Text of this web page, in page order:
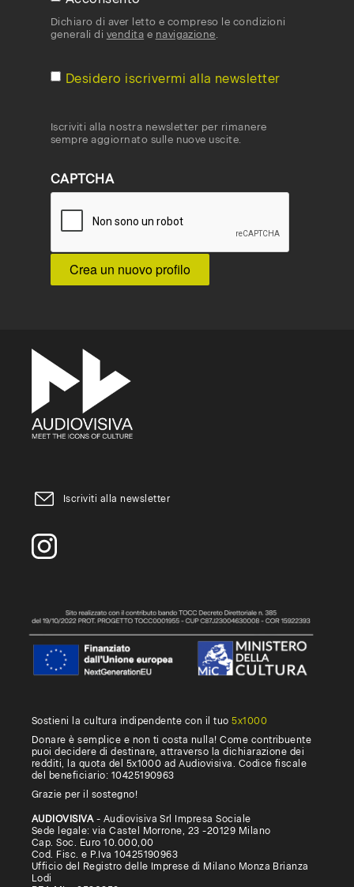
Dichiaro di aver letto e compreso le condizioni
generali di vendita e navigazione
Desidero iscrivermi alla newsletter
Iscriviti alla nostra newsletter per rimanere
sempre aggiornato sulle nuove uscite.
CAPTCHA
Iscriviti alla newsletter
Sostieni la cultura indipendente con il tuo5x1000
Donare è semplice e non ti costa nulla! Come contribuente
puoi decidere di destinare, attraverso la dichiarazione dei
redditi, la quota del 5x1000 ad Audiovisiva. Codice fiscale
del beneficiario: 10425190963
Grazie per il sostegno!
AUDIOVISIVA- Audiovisiva Srl Impresa Sociale
Sede legale: via Castel Morrone, 23 -20129 Milano
Cap. Soc. Euro 10.000,00
Cod. Fisc. e P.Iva 10425190963
Ufficio del Registro delle Imprese di Milano Monza Brianza
Lodi